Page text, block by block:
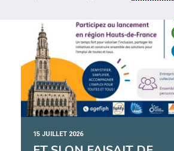
15 JUILLET 2026